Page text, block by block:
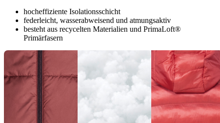
hocheffiziente Isolationsschicht
federleicht, wasserabweisend und atmungsaktiv
besteht aus recycelten Materialien und PrimaLoft®
Primärfasern